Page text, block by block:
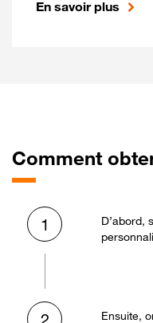
En savoir plus
Comment
1
D’abord,
Ensuite,